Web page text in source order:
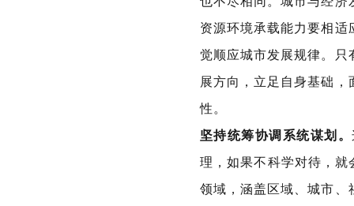
资源环境承载能力要相
觉顺应城市发展规律。
展方向，立足自身基础
性。
坚持统筹协调系统谋划。
理，如果不科学对待，
领域，涵盖区域、城市